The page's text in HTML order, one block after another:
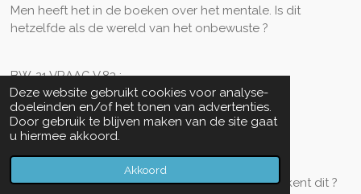
Deze website gebruikt cookies voor analyse-
doeleinden en/of het tonen van advertenties.
Door gebruik te blijven maken van de site gaat
u hiermee akkoord.
Akkoord
Men heeft het in de boeken over het mentale. Is dit
hetzelfde als de wereld van het onbewuste ?
BW-21 VRAAG V.83 :
Kun je voor álles hulp vragen en ontvangen ?
BW-21 VRAAG V.84 :
De mens leeft eigenlijk in zijn verleden. Wat betekent dit ?